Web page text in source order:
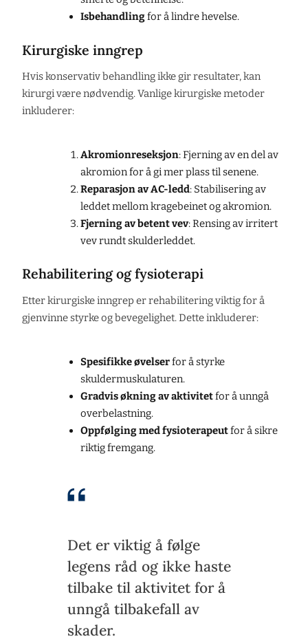
Isbehandling for å lindre hevelse.
Kirurgiske inngrep
Hvis konservativ behandling ikke gir resultater, kan
kirurgi være nødvendig. Vanlige kirurgiske metoder
inkluderer:
Akromionreseksjon: Fjerning av en del av
akromion for å gi mer plass til senene.
Reparasjon av AC-ledd: Stabilisering av
leddet mellom kragebeinet og akromion.
Fjerning av betent vev: Rensing av irritert
vev rundt skulderleddet.
Rehabilitering og fysioterapi
Etter kirurgiske inngrep er rehabilitering viktig for å
gjenvinne styrke og bevegelighet. Dette inkluderer:
Spesifikke øvelserfor å styrke
skuldermuskulaturen.
Gradvis økning av aktivitetfor å unngå
overbelastning.
Oppfølging med fysioterapeutfor å sikre
riktig fremgang.
Det er viktig å følge
legens råd og ikke haste
tilbake til aktivitet for å
unngå tilbakefall av
skader.